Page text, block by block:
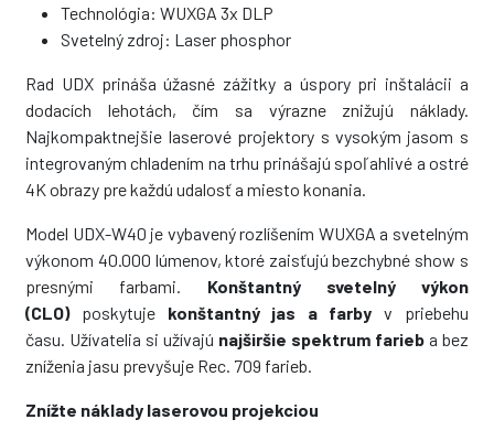
Technológia: WUXGA 3x DLP
Svetelný zdroj: Laser phosphor
Rad UDX prináša úžasné zážitky a úspory pri inštalácii a
dodacích lehotách, čím sa výrazne znižujú náklady.
Najkompaktnejšie laserové projektory s vysokým jasom s
integrovaným chladením na trhu prinášajú spoľahlivé a ostré
4K obrazy pre každú udalosť a miesto konania.
Model UDX-W40 je vybavený rozlíšením WUXGA a svetelným
výkonom 40.000 lúmenov, ktoré zaisťujú bezchybné show s
presnými farbami. Konštantný svetelný výkon
(CLO)poskytuje konštantný jas a farby v priebehu
času. Užívatelia si užívajú najširšie spektrum farieba bez
zníženia jasu prevyšuje Rec. 709 farieb.
Znížte náklady laserovou projekciou